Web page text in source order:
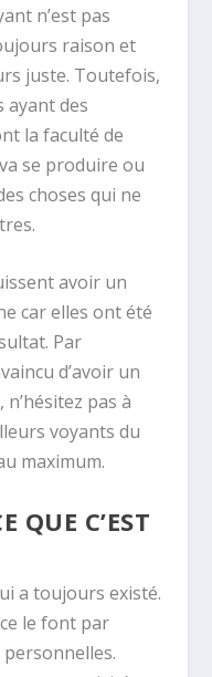
n’est pas
raison et
juste. Toutefois,
ayant des
la faculté de
se produire ou
choses qui ne
avoir un
car elles ont été
Par
d’avoir un
pas à
voyants du
maximum.
QUE C’EST
a toujours existé.
le font par